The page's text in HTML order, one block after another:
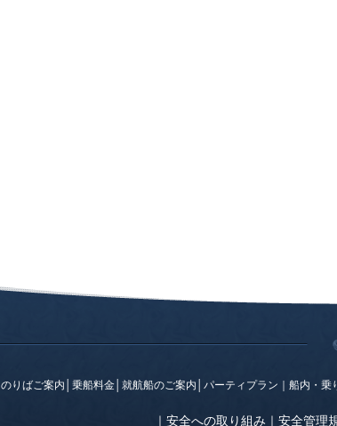
のりばご案内 乗船料金 就航船のご案内 パーティプラン 船内・乗
｜ 安全への取り組み ｜ 安全管理